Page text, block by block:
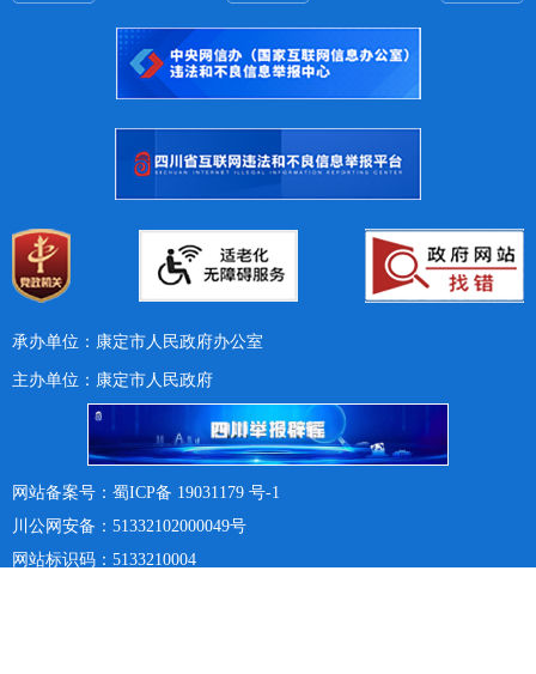
承办单位：康定市人民政府办公室
主办单位：康定市人民政府
网站备案号：蜀ICP备 19031179 号-1
川公网安备：51332102000049号
网站标识码：5133210004